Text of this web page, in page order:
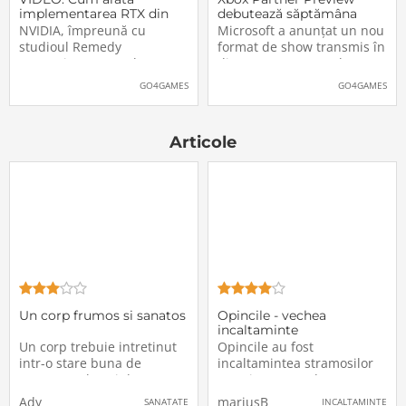
implementarea RTX din
Alan Wake II
NVIDIA, împreună cu
studioul Remedy
Entertainment, au lansat
un nou clip video dedicat
secvențele de mai jos,
GO4GAMES
debutează săptămâna
aceasta. Când și unde va
putea fi vizionat
Microsoft a anunțat un nou
format de show transmis în
direct pe Internet: Xbox
Partner Preview, primul
cu 20:00 (ora României).
Show-ul va putea […]The
GO4GAMES
Articole
Un corp frumos si sanatos
Un corp trebuie intretinut
intr-o stare buna de
sanatate, alaturi de o
alimentatie echilibrata,
Ady SANATATE
Opincile - vechea
incaltaminte
Opincile au fost
incaltamintea stramosilor
nostri, o sansa de a nu
merge desculti pe un drum
mariusB INCALTAMINTE